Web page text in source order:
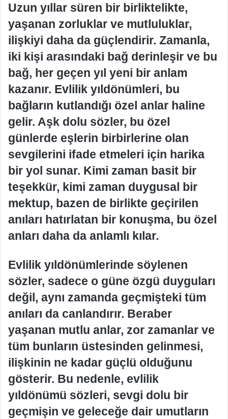
Uzun yıllar süren bir birliktelikte,
yaşanan zorluklar ve mutluluklar,
ilişkiyi daha da güçlendirir. Zamanla,
iki kişi arasındaki bağ derinleşir ve bu
bağ, her geçen yıl yeni bir anlam
kazanır. Evlilik yıldönümleri, bu
bağların kutlandığı özel anlar haline
gelir. Aşk dolu sözler, bu özel
günlerde eşlerin birbirlerine olan
sevgilerini ifade etmeleri için harika
bir yol sunar. Kimi zaman basit bir
teşekkür, kimi zaman duygusal bir
mektup, bazen de birlikte geçirilen
anıları hatırlatan bir konuşma, bu özel
anları daha da anlamlı kılar.
Evlilik yıldönümlerinde söylenen
sözler, sadece o güne özgü duyguları
değil, aynı zamanda geçmişteki tüm
anıları da canlandırır. Beraber
yaşanan mutlu anlar, zor zamanlar ve
tüm bunların üstesinden gelinmesi,
ilişkinin ne kadar güçlü olduğunu
gösterir. Bu nedenle, evlilik
yıldönümü sözleri, sevgi dolu bir
geçmişin ve geleceğe dair umutların